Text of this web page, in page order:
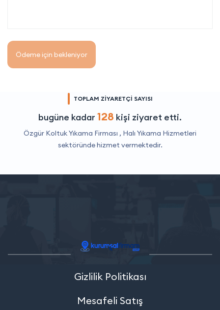
Ödeme için bekleniyor
TOPLAM ZİYARETÇİ SAYISI
bugüne kadar 128 kişi ziyaret etti.
Özgür Koltuk Yıkama Firması , Halı Yıkama Hizmetleri
sektöründe hizmet vermektedir.
Gizlilik Politikası
Mesafeli Satış